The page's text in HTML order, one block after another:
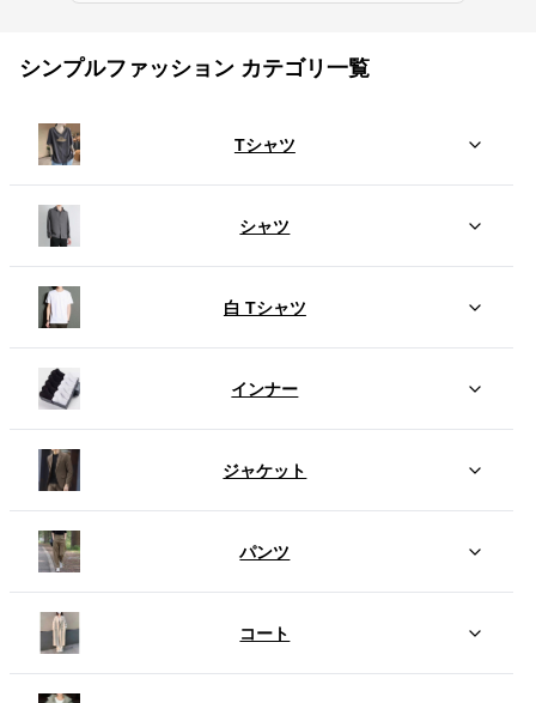
シンプルファッション カテゴリ一覧
Tシャツ
シャツ
白 Tシャツ
インナー
ジャケット
パンツ
コート